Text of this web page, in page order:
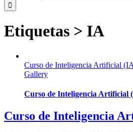
Etiquetas > IA
Curso de Inteligencia Artificial
Gallery
Curso de Inteligencia Artificial
Curso de Inteligencia